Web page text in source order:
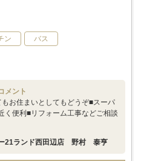
ン バス
メント
お住まいとしてもどうぞ■スーパ
く便利■リフォーム工事などご相談
21ランド西田辺店 野村 泰亨